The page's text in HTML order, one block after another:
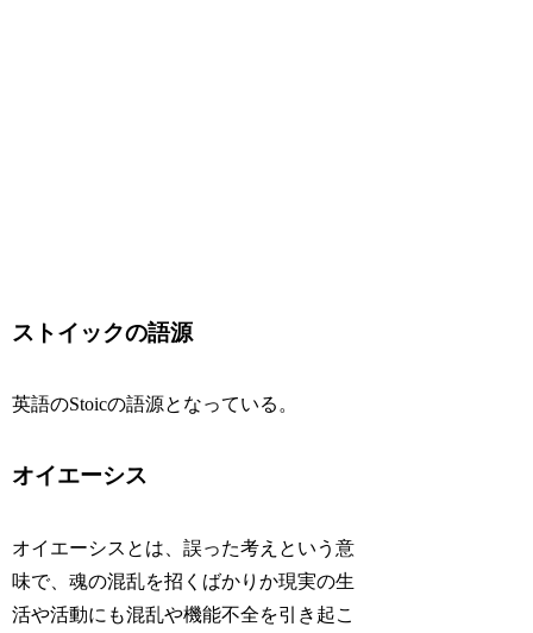
ストイックの語源
英語のStoicの語源となっている。
オイエーシス
オイエーシスとは、誤った考えという意
味で、魂の混乱を招くばかりか現実の生
活や活動にも混乱や機能不全を引き起こ